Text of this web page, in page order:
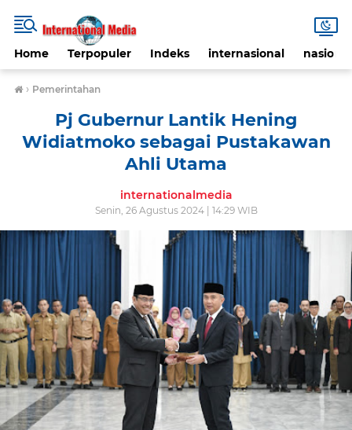
Home Terpopuler Indeks internasional nasional
› Pemerintahan
Pj Gubernur Lantik Hening
Widiatmoko sebagai Pustakawan
Ahli Utama
internationalmedia
Senin, 26 Agustus 2024 | 14:29 WIB